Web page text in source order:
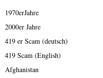
1970erJahre
2000er Jahre
419 er Scam (deutsch)
419 Scam (English)
Afghanistan